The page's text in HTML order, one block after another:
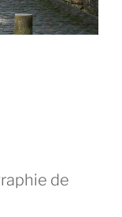
de